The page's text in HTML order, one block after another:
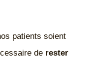
patients soient
de rester